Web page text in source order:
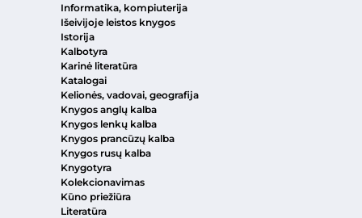
Informatika, kompiuterija
Išeivijoje leistos knygos
Istorija
Kalbotyra
Karinė literatūra
Katalogai
Kelionės, vadovai, geografija
Knygos anglų kalba
Knygos lenkų kalba
Knygos prancūzų kalba
Knygos rusų kalba
Knygotyra
Kolekcionavimas
Kūno priežiūra
Literatūra